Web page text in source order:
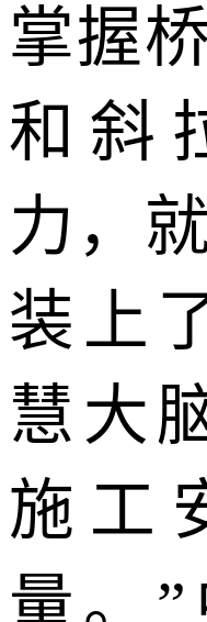
掌握
和斜
力，
装上
慧大
施工
量。